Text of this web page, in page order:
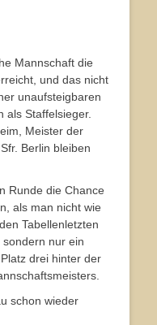
Mannschaft die
und das nicht
unaufsteigbaren
als Staffelsieger.
Meister der
Berlin bleiben
Runde die Chance
als man nicht wie
Tabellenletzten
nur ein
drei hinter der
schon wieder